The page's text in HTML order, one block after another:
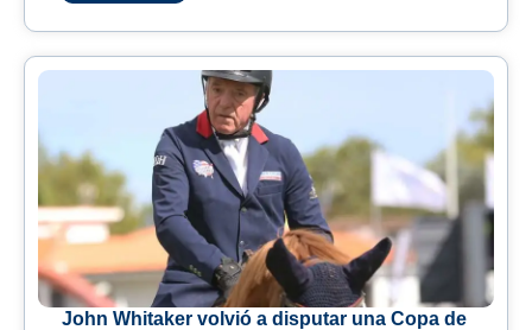
John Whitaker volvió a disputar una Copa de